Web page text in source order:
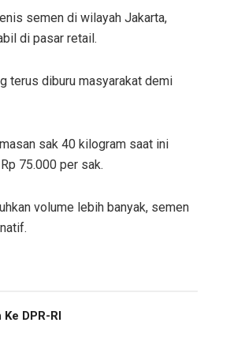
semen di wilayah Jakarta,
di pasar retail.
terus diburu masyarakat demi
sak 40 kilogram saat ini
75.000 per sak.
volume lebih banyak, semen
DPR-RI